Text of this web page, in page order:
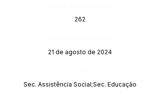
262
21 de agosto de 2024
Sec. Assistência Social;Sec. Educação